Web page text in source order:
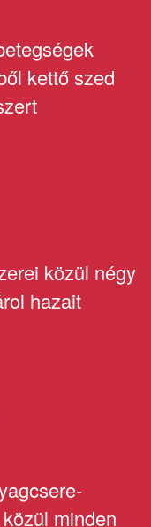
kettő szed
közül négy
hazait
minden